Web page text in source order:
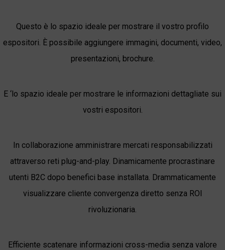
Questo è lo spazio ideale per mostrare il vostro profilo
espositori. È possibile aggiungere immagini, documenti, video,
presentazioni, brochure.
E ‘lo spazio ideale per mostrare le informazioni dettagliate sui
vostri espositori.
In collaborazione amministrare mercati responsabilizzati
attraverso reti plug-and-play. Dinamicamente procrastinare
utenti B2C dopo benefici base installata. Drammaticamente
visualizzare cliente convergenza diretto senza ROI
rivoluzionaria.
Efficiente scatenare informazioni cross-media senza valore